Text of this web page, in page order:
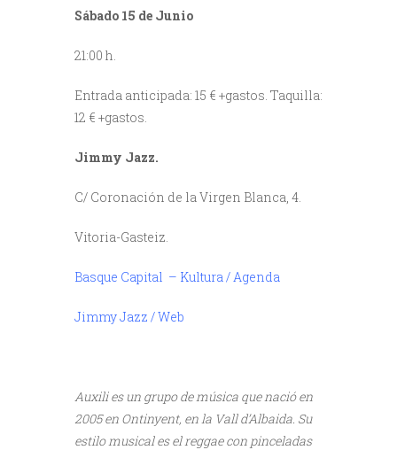
Sábado 15 de Junio
21:00 h.
Entrada anticipada: 15 € +gastos. Taquilla:
12 € +gastos.
Jimmy Jazz.
C/ Coronación de la Virgen Blanca, 4.
Vitoria-Gasteiz.
Basque Capital – Kultura / Agenda
Jimmy Jazz / Web
Auxili es un grupo de música que nació en
2005 en Ontinyent, en la Vall d’Albaida. Su
estilo musical es el reggae con pinceladas